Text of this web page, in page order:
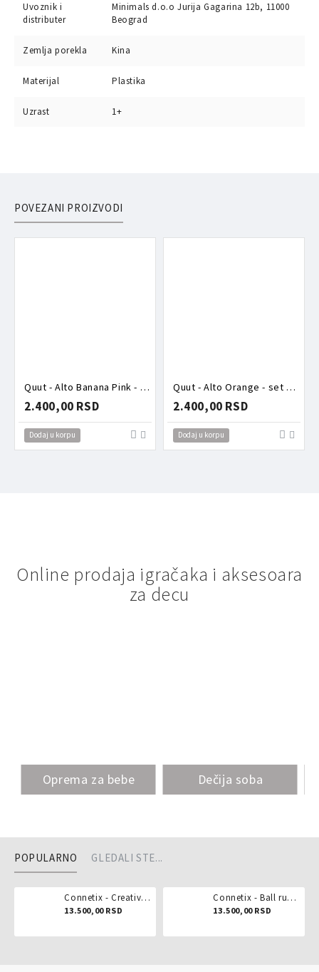
Uvoznik i
distributer
Minimals d.o.o Jurija Gagarina 12b, 11000
Beograd
Zemlja porekla Kina
Materijal Plastika
Uzrast 1+
POVEZANI PROIZVODI
Quut - Alto Banana Pink - set za pravljenje piramida od peska i snega
2.400,00 RSD
Dodaj u korpu
Quut - Alto Orange - set za pravljenje piramida od peska i snega
2.400,00 RSD
Dodaj u korpu
Online prodaja igračaka i aksesoara
za decu
Oprema za bebe Dečija soba
POPULARNO GLEDALI STE...
Connetix - Creative pack 102 dela
13.500,00 RSD
Connetix - Ball run pastel 106 delova
13.500,00 RSD